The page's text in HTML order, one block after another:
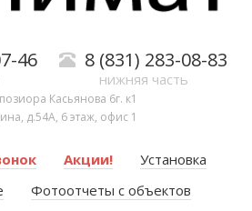
46 8 (831) 283-08-83
нижняя часть
Касьянова 6г. к1
д.54А, 6 этаж, офис 1
Акции!
Установка
Фотоотчеты с объектов